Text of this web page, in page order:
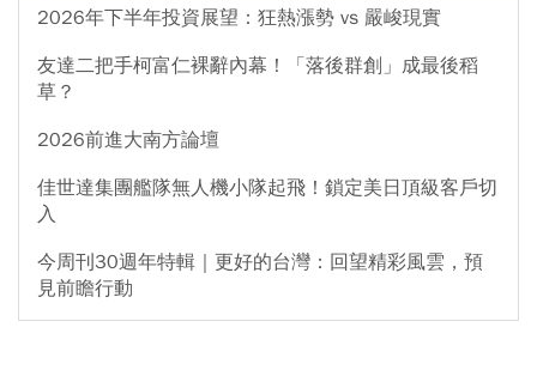
2026年下半年投資展望：狂熱漲勢 vs 嚴峻現實
友達二把手柯富仁裸辭內幕！「落後群創」成最後稻
草？
2026前進大南方論壇
佳世達集團艦隊無人機小隊起飛！鎖定美日頂級客戶切
入
今周刊30週年特輯｜更好的台灣：回望精彩風雲，預
見前瞻行動